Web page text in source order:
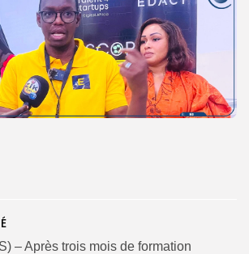
– Après trois mois de formation